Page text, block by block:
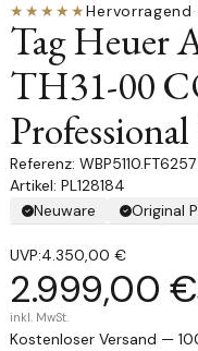
★★★★★Hervorragend·
Tag Heuer
TH31-00
WBP5110.FT6257
Artikel: PL128184
Neuware
Original
UVP:4.350,00 €
2.999,00 €
inkl. MwSt.
Kostenloser Versand —